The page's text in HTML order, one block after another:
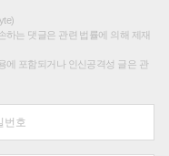
하는 댓글은 관련 법률에 의해 제재
에 포함되거나 인신공격성 글은 관